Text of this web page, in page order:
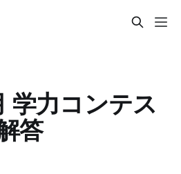
学力コンテス
答